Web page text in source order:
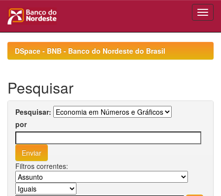
navigationDSpace - BNB - Banco do Nordeste do Brasil
Pesquisar
Pesquisar:
por
Filtros correntes: